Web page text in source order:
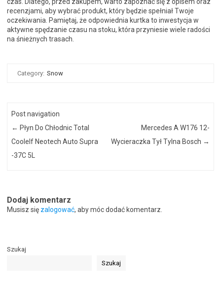
recenzjami, aby wybrać produkt, który będzie spełniał Twoje
oczekiwania. Pamiętaj, że odpowiednia kurtka to inwestycja w
aktywne spędzanie czasu na stoku, która przyniesie wiele radości
na śnieżnych trasach.
Category: Snow
Post navigation
← Płyn Do Chłodnic Total
Coolelf Neotech Auto Supra
-37C 5L
Mercedes A W176 12-
Wycieraczka Tył Tylna Bosch →
Dodaj komentarz
Musisz się zalogować, aby móc dodać komentarz.
Szukaj
Szukaj